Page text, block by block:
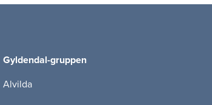
Gyldendal-gruppen
Alvilda